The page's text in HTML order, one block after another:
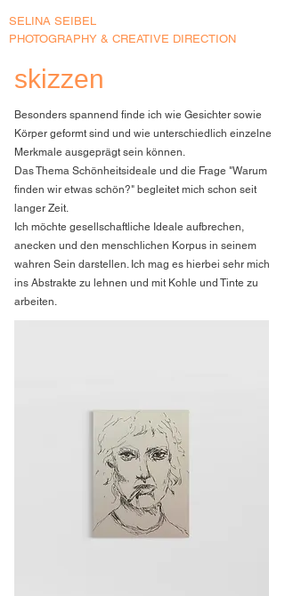
SELINA SEIBEL
PHOTOGRAPHY & CREATIVE DIRECTION
skizzen
Besonders spannend finde ich wie Gesichter sowie
Körper geformt sind und wie unterschiedlich einzelne
Merkmale ausgeprägt sein können.
Das Thema Schönheitsideale und die Frage "Warum
finden wir etwas schön?" begleitet mich schon seit
langer Zeit.
Ich möchte gesellschaftliche Ideale aufbrechen,
anecken und den menschlichen Korpus in seinem
wahren Sein darstellen. Ich mag es hierbei sehr mich
ins Abstrakte zu lehnen und mit Kohle und Tinte zu
arbeiten.